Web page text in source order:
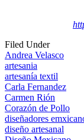
Filed Under
Andrea Velasco
artesania
artesanía textil
Carla Fernandez
Carmen Rión
Corazón de Pollo
diseñadores
diseño artesanal